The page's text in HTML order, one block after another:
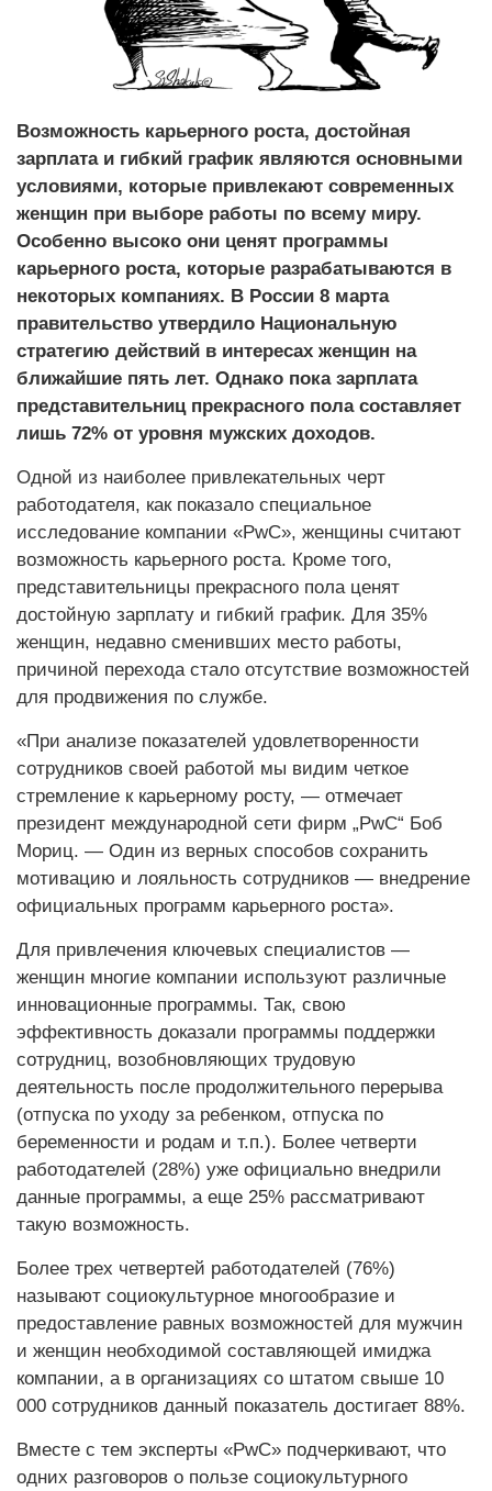
Возможность карьерного роста, достойная
зарплата и гибкий график являются основными
условиями, которые привлекают современных
женщин при выборе работы по всему миру.
Особенно высоко они ценят программы
карьерного роста, которые разрабатываются в
некоторых компаниях. В России 8 марта
правительство утвердило Национальную
стратегию действий в интересах женщин на
ближайшие пять лет. Однако пока зарплата
представительниц прекрасного пола составляет
лишь 72% от уровня мужских доходов.
Одной из наиболее привлекательных черт
работодателя, как показало специальное
исследование компании «PwC», женщины считают
возможность карьерного роста. Кроме того,
представительницы прекрасного пола ценят
достойную зарплату и гибкий график. Для 35%
женщин, недавно сменивших место работы,
причиной перехода стало отсутствие возможностей
для продвижения по службе.
«При анализе показателей удовлетворенности
сотрудников своей работой мы видим четкое
стремление к карьерному росту, — отмечает
президент международной сети фирм „PwC“ Боб
Мориц. — Один из верных способов сохранить
мотивацию и лояльность сотрудников — внедрение
официальных программ карьерного роста».
Для привлечения ключевых специалистов —
женщин многие компании используют различные
инновационные программы. Так, свою
эффективность доказали программы поддержки
сотрудниц, возобновляющих трудовую
деятельность после продолжительного перерыва
(отпуска по уходу за ребенком, отпуска по
беременности и родам и т.п.). Более четверти
работодателей (28%) уже официально внедрили
данные программы, а еще 25% рассматривают
такую возможность.
Более трех четвертей работодателей (76%)
называют социокультурное многообразие и
предоставление равных возможностей для мужчин
и женщин необходимой составляющей имиджа
компании, а в организациях со штатом свыше 10
000 сотрудников данный показатель достигает 88%.
Вместе с тем эксперты «PwC» подчеркивают, что
одних разговоров о пользе социокультурного